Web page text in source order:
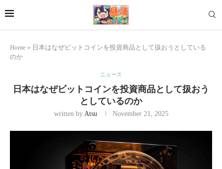
Home » 日本はなぜビットコインを投資商品として扱おうとしている
のか
ニュース
日本はなぜビットコインを投資商品として扱おう
としているのか
written by Atsu November 21, 2025